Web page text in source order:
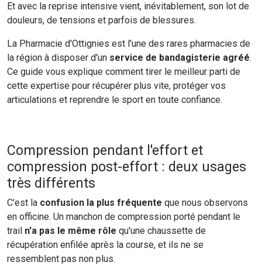
Et avec la reprise intensive vient, inévitablement, son lot de
douleurs, de tensions et parfois de blessures.
La Pharmacie d'Ottignies est l'une des rares pharmacies de
la région à disposer d'un service de bandagisterie agréé.
Ce guide vous explique comment tirer le meilleur parti de
cette expertise pour récupérer plus vite, protéger vos
articulations et reprendre le sport en toute confiance.
Compression pendant l'effort et
compression post-effort : deux usages
très différents
C'est la confusion la plus fréquente que nous observons
en officine. Un manchon de compression porté pendant le
trail n'a pas le même rôle qu'une chaussette de
récupération enfilée après la course, et ils ne se
ressemblent pas non plus.